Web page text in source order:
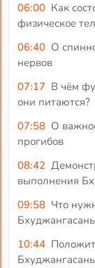
06:00 Как
физическое
06:40 О
нервов
07:17 В чём
они питаются?
07:58 О
прогибов
08:42
выполнения
09:58 Что
10:44